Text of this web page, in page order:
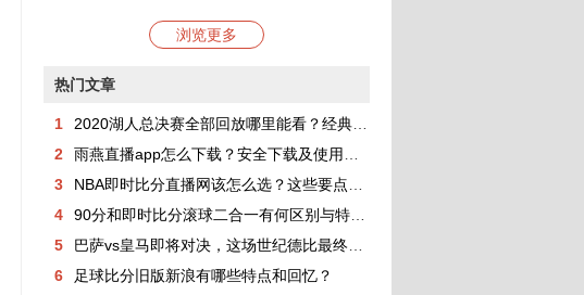
浏览更多
热门文章
1
2020湖人总决赛全部回放哪里能看？经典战役细节与精彩瞬间全解析
2
雨燕直播app怎么下载？安全下载及使用指南全解析
3
NBA即时比分直播网该怎么选？这些要点帮你找到靠谱平台
4
90分和即时比分滚球二合一有何区别与特点？
5
巴萨vs皇马即将对决，这场世纪德比最终比分会是多少？
6
足球比分旧版新浪有哪些特点和回忆？